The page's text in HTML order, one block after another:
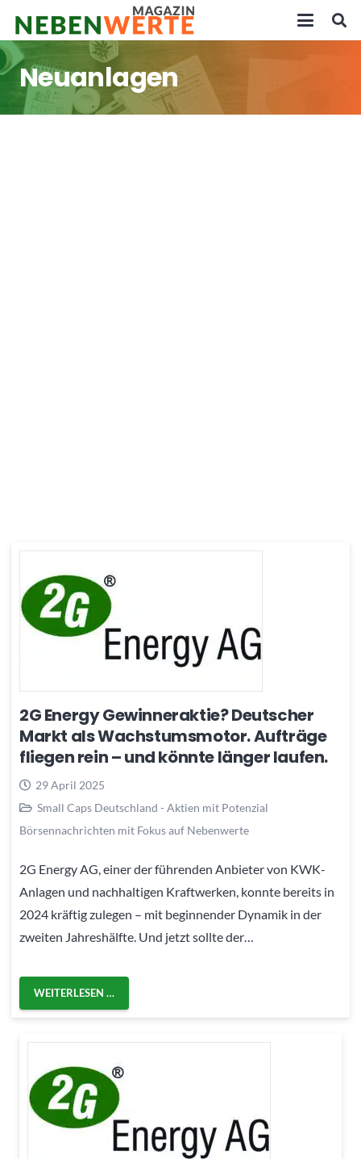
Neuanlagen
2G Energy Gewinneraktie? Deutscher
Markt als Wachstumsmotor. Aufträge
fliegen rein – und könnte länger laufen.
29 April 2025
Small Caps Deutschland - Aktien mit Potenzial
Börsennachrichten mit Fokus auf Nebenwerte
2G Energy AG, einer der führenden Anbieter von KWK-
Anlagen und nachhaltigen Kraftwerken, konnte bereits in
2024 kräftig zulegen – mit beginnender Dynamik in der
zweiten Jahreshälfte. Und jetzt sollte der…
WEITERLESEN …